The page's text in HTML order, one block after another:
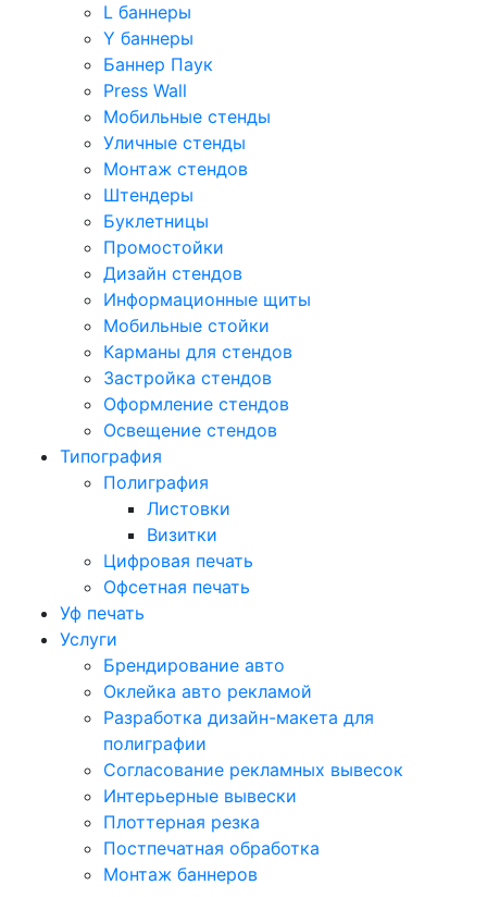
L баннеры
Y баннеры
Баннер Паук
Press Wall
Мобильные стенды
Уличные стенды
Монтаж стендов
Штендеры
Буклетницы
Промостойки
Дизайн стендов
Информационные щиты
Мобильные стойки
Карманы для стендов
Застройка стендов
Оформление стендов
Освещение стендов
Типография
Полиграфия
Листовки
Визитки
Цифровая печать
Офсетная печать
Уф печать
Услуги
Брендирование авто
Оклейка авто рекламой
Разработка дизайн-макета для
полиграфии
Согласование рекламных вывесок
Интерьерные вывески
Плоттерная резка
Постпечатная обработка
Монтаж баннеров